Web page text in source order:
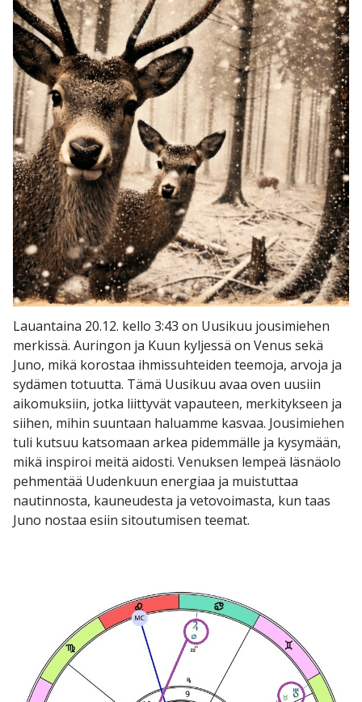
Lauantaina 20.12. kello 3:43 on Uusikuu jousimiehen
merkissä. Auringon ja Kuun kyljessä on Venus sekä
Juno, mikä korostaa ihmissuhteiden teemoja, arvoja ja
sydämen totuutta. Tämä Uusikuu avaa oven uusiin
aikomuksiin, jotka liittyvät vapauteen, merkitykseen ja
siihen, mihin suuntaan haluamme kasvaa. Jousimiehen
tuli kutsuu katsomaan arkea pidemmälle ja kysymään,
mikä inspiroi meitä aidosti. Venuksen lempeä läsnäolo
pehmentää Uudenkuun energiaa ja muistuttaa
nautinnosta, kauneudesta ja vetovoimasta, kun taas
Juno nostaa esiin sitoutumisen teemat.